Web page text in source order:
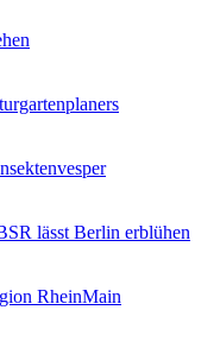
lässt Berlin erblühen
RheinMain